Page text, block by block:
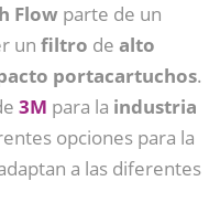
Flow parte de un
un filtro de alto
portacartuchos.
3M para la industria
opciones para la
a las diferentes